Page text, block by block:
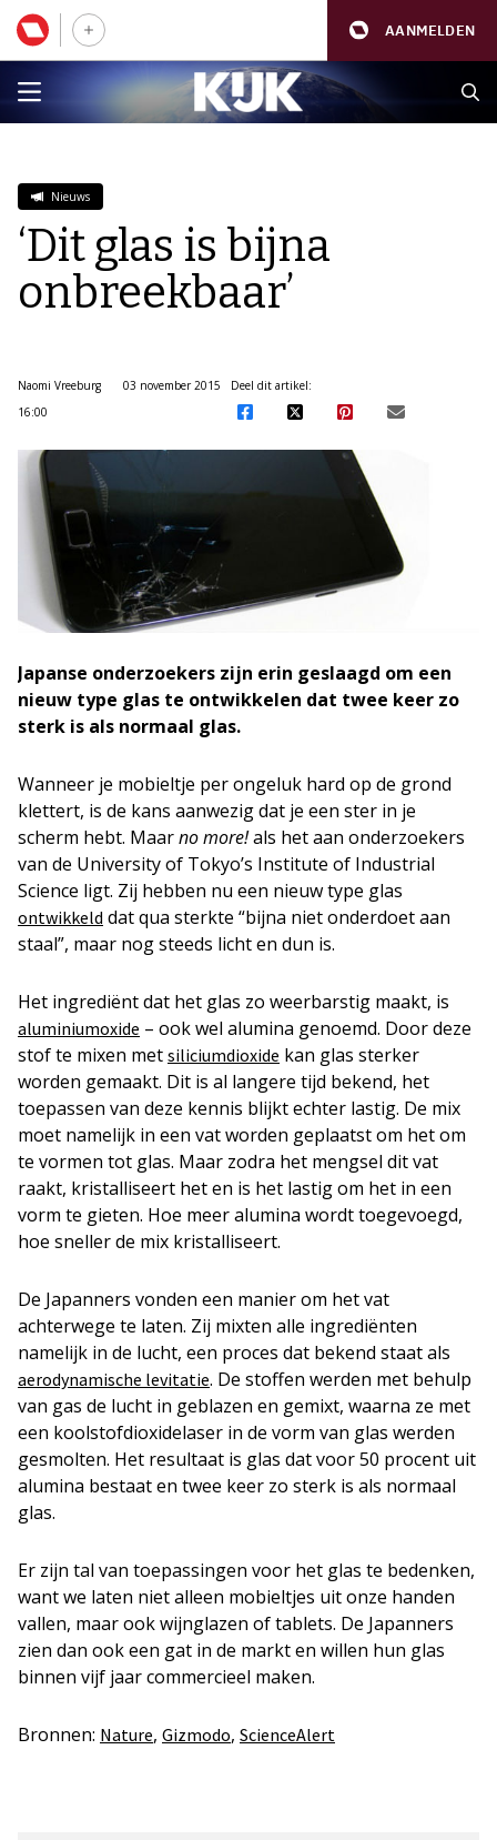
AANMELDEN
Nieuws
‘Dit glas is bijna
onbreekbaar’
Naomi Vreeburg
03 november 2015
16:00
Deel dit artikel:
Japanse onderzoekers zijn erin geslaagd om een
nieuw type glas te ontwikkelen dat twee keer zo
sterk is als normaal glas.
Wanneer je mobieltje per ongeluk hard op de grond
klettert, is de kans aanwezig dat je een ster in je
scherm hebt. Maarno more!als het aan onderzoekers
van de University of Tokyo’s Institute of Industrial
Science ligt. Zij hebben nu een nieuw type glas
ontwikkeld dat qua sterkte “bijna niet onderdoet aan
staal”, maar nog steeds licht en dun is.
Het ingrediënt dat het glas zo weerbarstig maakt, is
aluminiumoxide – ook wel alumina genoemd. Door deze
stof te mixen met siliciumdioxide kan glas sterker
worden gemaakt. Dit is al langere tijd bekend, het
toepassen van deze kennis blijkt echter lastig. De mix
moet namelijk in een vat worden geplaatst om het om
te vormen tot glas. Maar zodra het mengsel dit vat
raakt, kristalliseert het en is het lastig om het in een
vorm te gieten. Hoe meer alumina wordt toegevoegd,
hoe sneller de mix kristalliseert.
De Japanners vonden een manier om het vat
achterwege te laten. Zij mixten alle ingrediënten
namelijk in de lucht, een proces dat bekend staat als
aerodynamische levitatie. De stoffen werden met behulp
van gas de lucht in geblazen en gemixt, waarna ze met
een koolstofdioxidelaser in de vorm van glas werden
gesmolten. Het resultaat is glas dat voor 50 procent uit
alumina bestaat en twee keer zo sterk is als normaal
glas.
Er zijn tal van toepassingen voor het glas te bedenken,
want we laten niet alleen mobieltjes uit onze handen
vallen, maar ook wijnglazen of tablets. De Japanners
zien dan ook een gat in de markt en willen hun glas
binnen vijf jaar commercieel maken.
Bronnen: Nature, Gizmodo, ScienceAlert